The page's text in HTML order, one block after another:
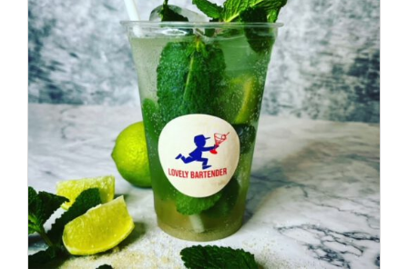
Bewertet
mit5.00von
5
IN DEN WARENKORB / DETAILS